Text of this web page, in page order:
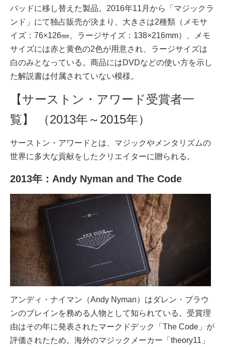
パッドに移し替えた製品。2016年11月から「マジックラ
ンド」にて独占販売が決まり、大きさは2種類（メモサ
イズ：76×126㎜、ラージサイズ：138×216mm）、メモ
サイズには赤と黄色の2色が用意され、ラージサイズは
白のみとなっている。商品にはDVDなどの使い方を示し
た解説書は付属されていない模様。
【サーストン・アワード受賞者一
覧】 （2013年～2015年）
サーストン・アワードとは、マジックやメンタリズムの
世界に多大な貢献をしたクリエイターに贈られる。
2013年：Andy Nyman and The Code
アンディ・ナイマン（Andy Nyman）はダレン・ブラウ
ンのブレインを務める人物として知られている。受賞理
由はその年に発表されたマークドデック「The Code」が
評価されたため。海外のマジックメーカー「theory11」